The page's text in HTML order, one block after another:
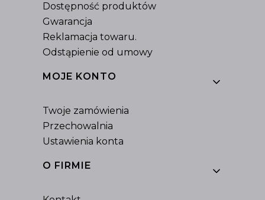
Dostępność produktów
Gwarancja
Reklamacja towaru.
Odstąpienie od umowy
MOJE KONTO
Twoje zamówienia
Przechowalnia
Ustawienia konta
O FIRMIE